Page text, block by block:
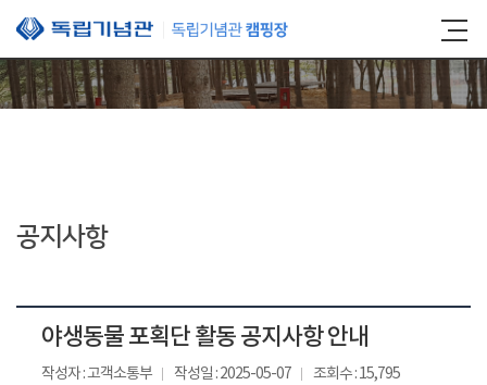
본문 바로가기
공지사항
야생동물 포획단 활동 공지사항 안내
작성자 : 고객소통부 작성일 : 2025-05-07 조회수 : 15,795